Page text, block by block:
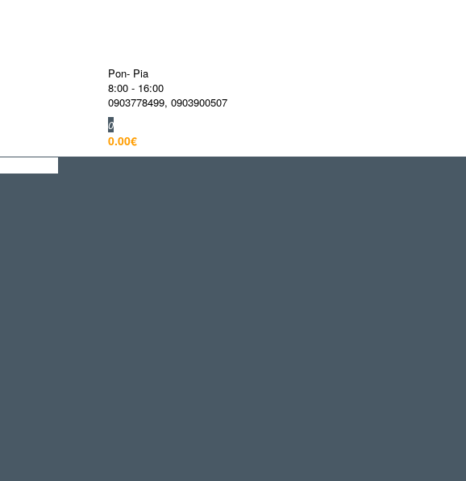
Pon- Pia
8:00 - 16:00
0903778499, 0903900507
0
0.00€